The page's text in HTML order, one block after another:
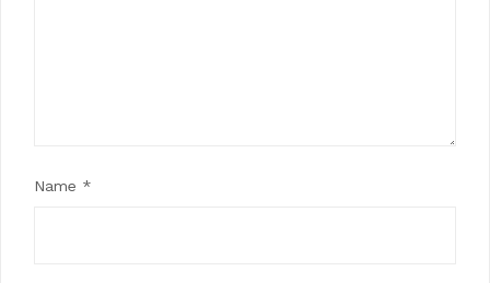
Name *